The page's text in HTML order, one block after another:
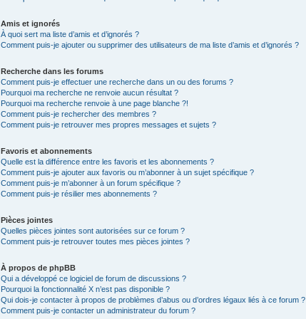
Amis et ignorés
À quoi sert ma liste d’amis et d’ignorés ?
Comment puis-je ajouter ou supprimer des utilisateurs de ma liste d’amis et d’ignorés ?
Recherche dans les forums
Comment puis-je effectuer une recherche dans un ou des forums ?
Pourquoi ma recherche ne renvoie aucun résultat ?
Pourquoi ma recherche renvoie à une page blanche ?!
Comment puis-je rechercher des membres ?
Comment puis-je retrouver mes propres messages et sujets ?
Favoris et abonnements
Quelle est la différence entre les favoris et les abonnements ?
Comment puis-je ajouter aux favoris ou m’abonner à un sujet spécifique ?
Comment puis-je m’abonner à un forum spécifique ?
Comment puis-je résilier mes abonnements ?
Pièces jointes
Quelles pièces jointes sont autorisées sur ce forum ?
Comment puis-je retrouver toutes mes pièces jointes ?
À propos de phpBB
Qui a développé ce logiciel de forum de discussions ?
Pourquoi la fonctionnalité X n’est pas disponible ?
Qui dois-je contacter à propos de problèmes d’abus ou d’ordres légaux liés à ce forum ?
Comment puis-je contacter un administrateur du forum ?